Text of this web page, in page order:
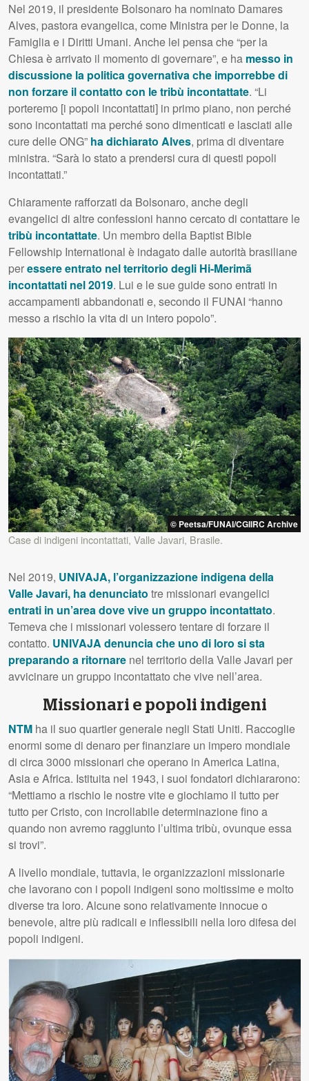
Nel 2019, il presidente Bolsonaro ha nominato Damares
Alves, pastora evangelica, come Ministra per le Donne, la
Famiglia e i Diritti Umani. Anche lei pensa che “per la
Chiesa è arrivato il momento di governare”, e ha messo in
discussione la politica governativa che imporrebbe di
non forzare il contatto con le tribù incontattate. “Li
porteremo [i popoli incontattati] in primo piano, non perché
sono incontattati ma perché sono dimenticati e lasciati alle
cure delle ONG” ha dichiarato Alves, prima di diventare
ministra. “Sarà lo stato a prendersi cura di questi popoli
incontattati.”
Chiaramente rafforzati da Bolsonaro, anche degli
evangelici di altre confessioni hanno cercato di contattare le
tribù incontattate. Un membro della Baptist Bible
Fellowship International è indagato dalle autorità brasiliane
peressere entrato nel territorio degli Hi-Merimã
incontattati nel 2019. Lui e le sue guide sono entrati in
accampamenti abbandonati e, secondo il FUNAI “hanno
messo a rischio la vita di un intero popolo”.
© Peetsa/FUNAI/CGIIRC Archive
Case di indigeni incontattati, Valle Javari, Brasile.
Nel 2019, UNIVAJA, l’organizzazione indigena della
Valle Javari, ha denunciato tre missionari evangelici
entrati in un’area dove vive un gruppo incontattato.
Temeva che i missionari volessero tentare di forzare il
contatto. UNIVAJA denuncia che uno di loro si sta
preparando a ritornare nel territorio della Valle Javari per
avvicinare un gruppo incontattato che vive nell’area.
Missionari e popoli indigeni
NTM ha il suo quartier generale negli Stati Uniti. Raccoglie
enormi some di denaro per finanziare un impero mondiale
di circa 3000 missionari che operano in America Latina,
Asia e Africa. Istituita nel 1943, i suoi fondatori dichiararono:
“Mettiamo a rischio le nostre vite e giochiamo il tutto per
tutto per Cristo, con incrollabile determinazione fino a
quando non avremo raggiunto l’ultima tribù, ovunque essa
si trovi”.
A livello mondiale, tuttavia, le organizzazioni missionarie
che lavorano con i popoli indigeni sono moltissime e molto
diverse tra loro. Alcune sono relativamente innocue o
benevole, altre più radicali e inflessibili nella loro difesa dei
popoli indigeni.